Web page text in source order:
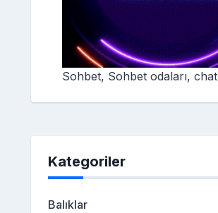
Sohbet, Sohbet odaları, chat
Kategoriler
Balıklar